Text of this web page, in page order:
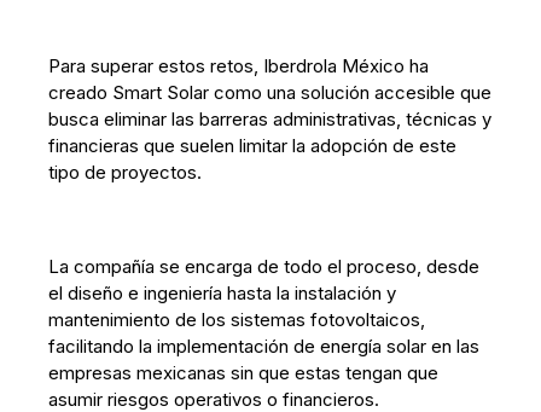
Para superar estos retos, Iberdrola México ha
creado Smart Solar como una solución accesible que
busca eliminar las barreras administrativas, técnicas y
financieras que suelen limitar la adopción de este
tipo de proyectos.
La compañía se encarga de todo el proceso, desde
el diseño e ingeniería hasta la instalación y
mantenimiento de los sistemas fotovoltaicos,
facilitando la implementación de energía solar en las
empresas mexicanas sin que estas tengan que
asumir riesgos operativos o financieros.